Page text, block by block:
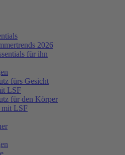
2026
für ihn
fürs Gesicht
LSF
für den Körper
mit LSF